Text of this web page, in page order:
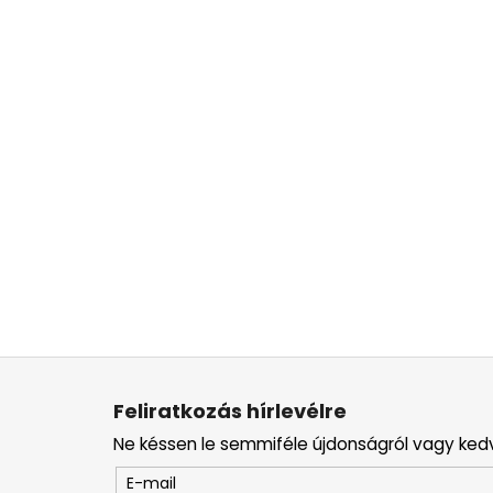
L
Feliratkozás hírlevélre
Ne késsen le semmiféle újdonságról vagy
E-mail